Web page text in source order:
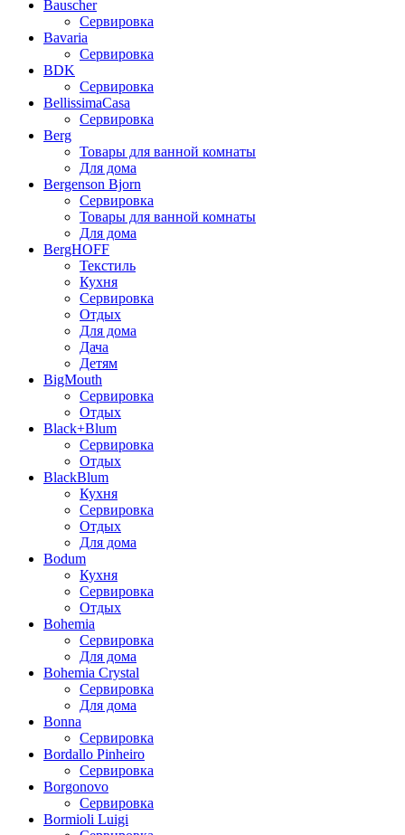
Bauscher
Сервировка
Bavaria
Сервировка
BDK
Сервировка
BellissimaCasa
Сервировка
Berg
Товары для ванной комнаты
Для дома
Bergenson Bjorn
Сервировка
Товары для ванной комнаты
Для дома
BergHOFF
Текстиль
Кухня
Сервировка
Отдых
Для дома
Дача
Детям
BigMouth
Сервировка
Отдых
Black+Blum
Сервировка
Отдых
BlackBlum
Кухня
Сервировка
Отдых
Для дома
Bodum
Кухня
Сервировка
Отдых
Bohemia
Сервировка
Для дома
Bohemia Crystal
Сервировка
Для дома
Bonna
Сервировка
Bordallo Pinheiro
Сервировка
Borgonovo
Сервировка
Bormioli Luigi